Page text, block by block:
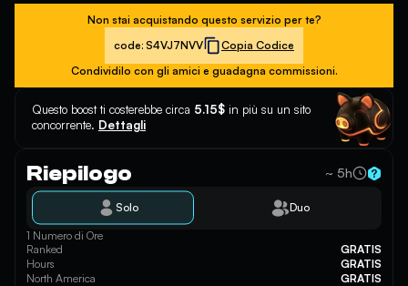
Non stai acquistando questo servizio per te?
code: S4VJ7NVV
Copia Codice
Condividilo con gli amici e guadagna commissioni.
Questo boost ti costerebbe circa 5.15$ in più su un sito
concorrente. Dettagli
Riepilogo ~ 5h
Solo Duo
1 Numero di Ore
Ranked
GRATIS
Hours
GRATIS
North America
GRATIS